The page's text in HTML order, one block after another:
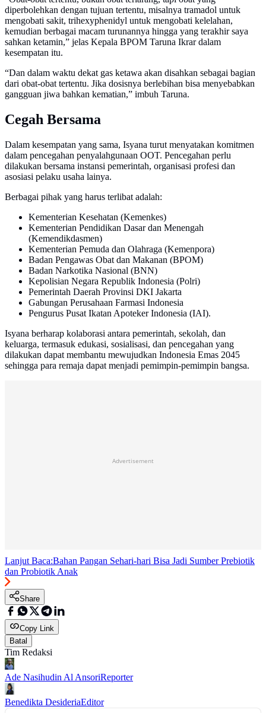
diperbolehkan dengan tujuan tertentu, misalnya tramadol untuk
mengobati sakit, trihexyphenidyl untuk mengobati kelelahan,
kemudian berbagai macam turunannya hingga yang terakhir saya
sahkan ketamin,” jelas Kepala BPOM Taruna Ikrar dalam
kesempatan itu.
“Dan dalam waktu dekat gas ketawa akan disahkan sebagai bagian
dari obat-obat tertentu. Jika dosisnya berlebihan bisa menyebabkan
gangguan jiwa bahkan kematian,” imbuh Taruna.
Cegah Bersama
Dalam kesempatan yang sama, Isyana turut menyatakan komitmen
dalam pencegahan penyalahgunaan OOT. Pencegahan perlu
dilakukan bersama instansi pemerintah, organisasi profesi dan
asosiasi pelaku usaha lainya.
Berbagai pihak yang harus terlibat adalah:
Kementerian Kesehatan (Kemenkes)
Kementerian Pendidikan Dasar dan Menengah
(Kemendikdasmen)
Kementerian Pemuda dan Olahraga (Kemenpora)
Badan Pengawas Obat dan Makanan (BPOM)
Badan Narkotika Nasional (BNN)
Kepolisian Negara Republik Indonesia (Polri)
Pemerintah Daerah Provinsi DKI Jakarta
Gabungan Perusahaan Farmasi Indonesia
Pengurus Pusat Ikatan Apoteker Indonesia (IAI).
Isyana berharap kolaborasi antara pemerintah, sekolah, dan
keluarga, termasuk edukasi, sosialisasi, dan pencegahan yang
dilakukan dapat membantu mewujudkan Indonesia Emas 2045
sehingga para remaja dapat menjadi pemimpin-pemimpin bangsa.
Advertisement
Lanjut Baca:Bahan Pangan Sehari-hari Bisa Jadi Sumber Prebiotik
dan Probiotik Anak
Share
Copy Link
Batal
Tim Redaksi
Ade Nasihudin Al AnsoriReporter
Benedikta DesideriaEditor